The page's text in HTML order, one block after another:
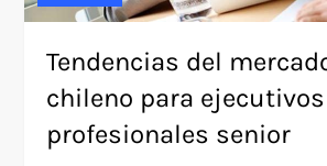
Tendencias del
chileno para
profesionales senior